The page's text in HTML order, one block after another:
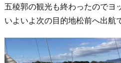
五稜郭の観光も終わったのでヨ
いよいよ次の目的地松前へ出航